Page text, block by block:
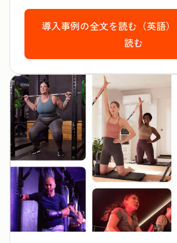
導入事例の全文を読む（英語）
読む